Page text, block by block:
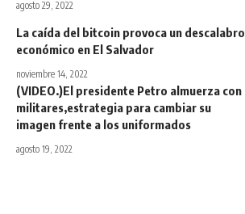
agosto 29, 2022
La caída del bitcoin provoca un descalabro
económico en El Salvador
noviembre 14, 2022
(VIDEO.)El presidente Petro almuerza con
militares,estrategia para cambiar su
imagen frente a los uniformados
agosto 19, 2022